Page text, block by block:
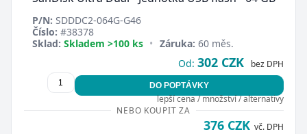
P/N: SDDDC2-064G-G46
Číslo: #38378
Sklad: Skladem >100 ks • Záruka: 60 měs.
Od: 302 CZK bez DPH
DO POPTÁVKY
lepší cena / množství / alternativy
NEBO KOUPIT ZA
376 CZK vč. DPH